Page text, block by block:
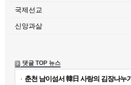
국제선교
신앙과삶
댓글 TOP 뉴스
· 춘천 남이섬서 韓日 사랑의 김장나누기